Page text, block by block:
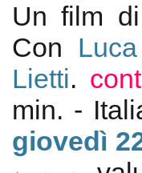
Un film di
Con
Lietti.
min. -
giovedì